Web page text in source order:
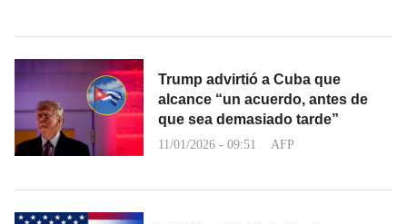
Trump advirtió a Cuba que
alcance “un acuerdo, antes de
que sea demasiado tarde”
11/01/2026 - 09:51 AFP